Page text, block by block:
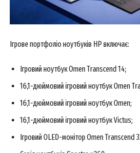
Ігрове портфоліо ноутбуків HP включає:
Ігровий ноутбук Omen Transcend 14;
16,1-дюймовий ігровий ноутбук Omen
16,1-дюймовий ігровий ноутбук Omen;
16,1-дюймовий ігровий ноутбук Victus;
Ігровий OLED-монітор Omen Transcend